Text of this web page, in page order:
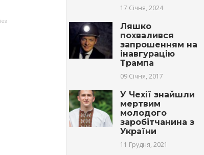
17 Січня, 2024
Ляшко
похвалився
запрошенням на
інавгурацію
Трампа
09 Січня, 2017
У Чехії знайшли
мертвим
молодого
заробітчанина з
України
11 Грудня, 2021